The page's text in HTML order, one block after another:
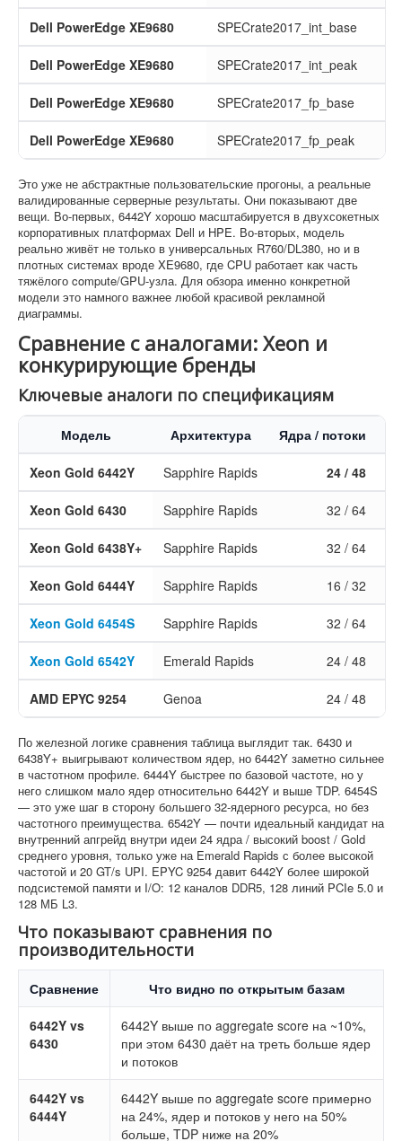
Dell PowerEdge XE9680 SPECrate2017_int_base
Dell PowerEdge XE9680 SPECrate2017_int_peak
Dell PowerEdge XE9680 SPECrate2017_fp_base
Dell PowerEdge XE9680 SPECrate2017_fp_peak
Это уже не абстрактные пользовательские прогоны, а реальные
валидированные серверные результаты. Они показывают две
вещи. Во-первых, 6442Y хорошо масштабируется в двухсокетных
корпоративных платформах Dell и HPE. Во-вторых, модель
реально живёт не только в универсальных R760/DL380, но и в
плотных системах вроде XE9680, где CPU работает как часть
тяжёлого compute/GPU-узла. Для обзора именно конкретной
модели это намного важнее любой красивой рекламной
диаграммы.
Сравнение с аналогами: Xeon и
конкурирующие бренды
Ключевые аналоги по спецификациям
Модель Архитектура Ядра / потоки
Xeon Gold 6442Y Sapphire Rapids 24 / 48
Xeon Gold 6430 Sapphire Rapids 32 / 64
Xeon Gold 6438Y+ Sapphire Rapids 32 / 64
Xeon Gold 6444Y Sapphire Rapids 16 / 32
Xeon Gold 6454S Sapphire Rapids 32 / 64
Xeon Gold 6542Y Emerald Rapids 24 / 48
AMD EPYC 9254 Genoa 24 / 48
По железной логике сравнения таблица выглядит так. 6430 и
6438Y+ выигрывают количеством ядер, но 6442Y заметно сильнее
в частотном профиле. 6444Y быстрее по базовой частоте, но у
него слишком мало ядер относительно 6442Y и выше TDP. 6454S
— это уже шаг в сторону большего 32-ядерного ресурса, но без
частотного преимущества. 6542Y — почти идеальный кандидат на
внутренний апгрейд внутри идеи 24 ядра / высокий boost / Gold
среднего уровня, только уже на Emerald Rapids с более высокой
частотой и 20 GT/s UPI. EPYC 9254 давит 6442Y более широкой
подсистемой памяти и I/O: 12 каналов DDR5, 128 линий PCIe 5.0 и
128 МБ L3.
Что показывают сравнения по
производительности
Сравнение Что видно по открытым базам
6442Y vs
6430
6442Y выше по aggregate score на ~10%,
при этом 6430 даёт на треть больше ядер
и потоков
6442Y vs
6444Y
6442Y выше по aggregate score примерно
на 24%, ядер и потоков у него на 50%
больше, TDP ниже на 20%